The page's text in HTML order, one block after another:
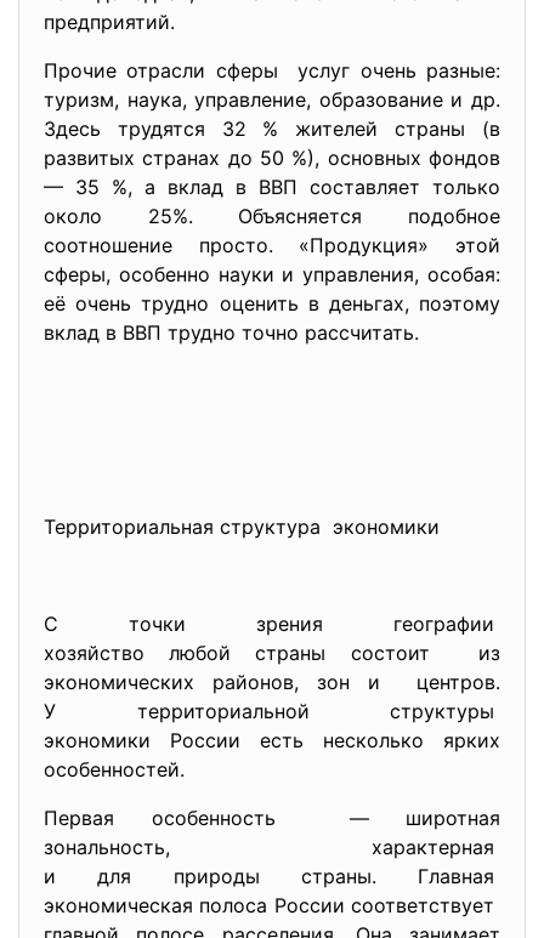
предприятий.
Прочие отрасли сферы услуг очень разные:
туризм, наука, управление, образование и др.
Здесь трудятся 32 % жителей страны (в
развитых странах до 50 %), основных фондов
— 35 %, а вклад в ВВП составляет только
около 25%. Объясняется подобное
соотношение просто. «Продукция» этой
сферы, особенно науки и управления, особая:
её очень трудно оценить в деньгах, поэтому
вклад в ВВП трудно точно рассчитать.
Территориальная структура экономики
С точки зрения географии
хозяйство любой страны состоит из
экономических районов, зон и центров.
У территориальной структуры
экономики России есть несколько ярких
особенностей.
Первая особенность — широтная
зональность, характерная
и для природы страны. Главная
экономическая полоса России соответствует